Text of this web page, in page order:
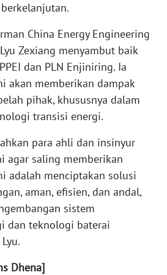
China Energy Engineering
Zexiang menyambut baik
dan PLN Enjiniring. Ia
akan memberikan dampak
pihak, khususnya dalam
transisi energi.
para ahli dan insinyur
agar saling memberikan
adalah menciptakan solusi
aman, efisien, dan andal,
sistem
dan teknologi baterai
Dhena]